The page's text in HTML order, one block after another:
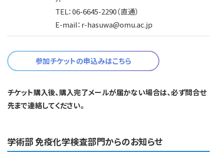
TEL：06-6645-2290（直通）
E-mail：r-hasuwa@omu.ac.jp
参加チケットの申込みはこちら
チケット購入後、購入完了メールが届かない場合は、必ず問合せ
先まで連絡してください。
学術部 免疫化学検査部門からのお知らせ